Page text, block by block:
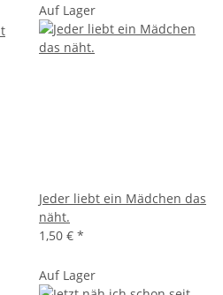
Auf Lager
Jeder liebt ein Mädchen das
näht.
1,50 € *
Auf Lager